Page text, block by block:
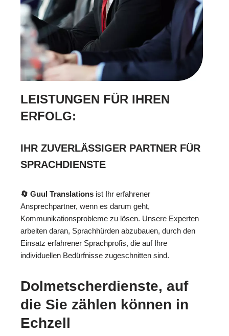
LEISTUNGEN FÜR IHREN
ERFOLG:
IHR ZUVERLÄSSIGER PARTNER FÜR
SPRACHDIENSTE
🔄 Guul Translations ist Ihr erfahrener
Ansprechpartner, wenn es darum geht,
Kommunikationsprobleme zu lösen. Unsere Experten
arbeiten daran, Sprachhürden abzubauen, durch den
Einsatz erfahrener Sprachprofis, die auf Ihre
individuellen Bedürfnisse zugeschnitten sind.
Dolmetscherdienste, auf
die Sie zählen können in
Echzell